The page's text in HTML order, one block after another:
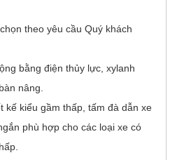
theo yêu cầu Quý khách
bằng điện thủy lực, xylanh
nâng.
kế kiểu gầm thấp, tấm đà dẫn xe
phù hợp cho các loại xe có